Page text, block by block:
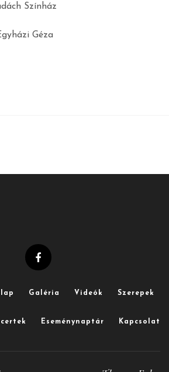
Színház
Géza
Galéria Videók Szerepek
Eseménynaptár Kapcsolat